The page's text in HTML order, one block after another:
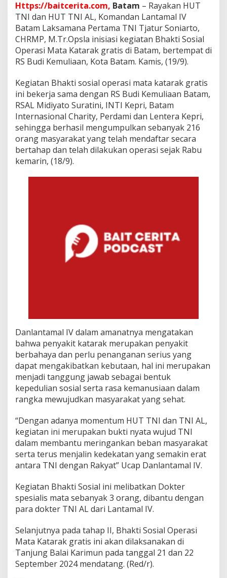
2
1
6
M
a
t
a
W
r
g
a
S
e
c
a
r
a
r
Https://baitcerita.com, Batam – Rayakan HUT
TNI dan HUT TNI AL, Komandan Lantamal IV
Batam Laksamana Pertama TNI Tjatur Soniarto,
CHRMP, M.Tr.Opsla inisiasi kegiatan Bhakti Sosial
Operasi Mata Katarak gratis di Batam, bertempat di
RS Budi Kemuliaan, Kota Batam. Kamis, (19/9).
Kegiatan Bhakti sosial operasi mata katarak gratis
ini bekerja sama dengan RS Budi Kemuliaan Batam,
RSAL Midiyato Suratini, INTI Kepri, Batam
Internasional Charity, Perdami dan Lentera Kepri,
sehingga berhasil mengumpulkan sebanyak 216
orang masyarakat yang telah mendaftar secara
bertahap dan telah dilakukan operasi sejak Rabu
kemarin, (18/9).
Danlantamal IV dalam amanatnya mengatakan
bahwa penyakit katarak merupakan penyakit
berbahaya dan perlu penanganan serius yang
dapat mengakibatkan kebutaan, hal ini merupakan
menjadi tanggung jawab sebagai bentuk
kepedulian sosial serta rasa kemanusiaan dalam
rangka mewujudkan masyarakat yang sehat.
“Dengan adanya momentum HUT TNI dan TNI AL,
kegiatan ini merupakan bukti nyata wujud TNI
dalam membantu meringankan beban masyarakat
serta terus menjalin kedekatan yang semakin erat
antara TNI dengan Rakyat” Ucap Danlantamal IV.
Kegiatan Bhakti Sosial ini melibatkan Dokter
spesialis mata sebanyak 3 orang, dibantu dengan
para dokter TNI AL dari Lantamal IV.
Selanjutnya pada tahap II, Bhakti Sosial Operasi
Mata Katarak gratis ini akan dilaksanakan di
Tanjung Balai Karimun pada tanggal 21 dan 22
September 2024 mendatang. (Red/r).